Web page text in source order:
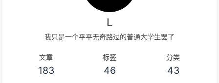
L
我只是一个平平无奇路过的普通大学生罢了
文章
183
标签
46
分类
43